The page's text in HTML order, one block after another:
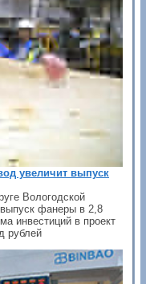
увеличит выпуск
Вологодской
фанеры в 2,8
инвестиций в проект
рублей